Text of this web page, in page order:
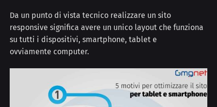
Da un punto di vista tecnico realizzare un sito
responsive significa avere un unico layout che funziona
su tutti i dispositivi, smartphone, tablet e
ovviamente computer.